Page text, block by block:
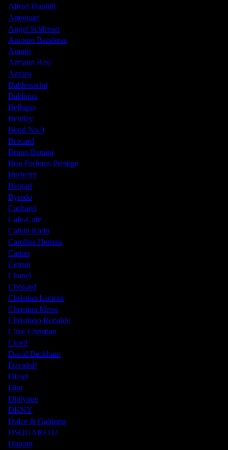
Alfred Dunhill
Amouage
Angel Schlesser
Antonio Banderas
Aramis
Armand Basi
Azzaro
Baldessarini
Baldinini
Bellagio
Bentley
Bond No.9
Brocard
Bruno Banani
Brut Parfums Prestige
Burberry
Bvlgari
Byredo
Cacharel
Cafe-Cafe
Calvin Klein
Carolina Herrera
Cartier
Cerruti
Chanel
Chopard
Christian Lacroix
Christian Messi
Christiano Ronaldo
Clive Christian
Creed
David Beckham
Davidoff
Diesel
Dior
Diptyque
DKNY
Dolce & Gabbana
DSQUARED2
Dupont